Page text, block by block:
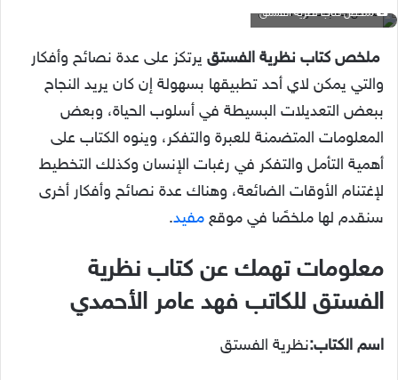
ملخص كتاب نظرية الفستق
ملخص كتاب نظرية الفستق يرتكز على عدة نصائح وأفكار
والتي يمكن لاي أحد تطبيقها بسهولة إن كان يريد النجاح
ببعض التعديلات البسيطة في أسلوب الحياة، وبعض
المعلومات المتضمنة للعبرة والتفكر، وينوه الكتاب على
أهمية التأمل والتفكر في رغبات الإنسان وكذلك التخطيط
لإغتنام الأوقات الضائعة، وهناك عدة نصائح وأفكار أخرى
سنقدم لها ملخصًا في موقع مفيد.
معلومات تهمك عن كتاب نظرية
الفستق للكاتب فهد عامر الأحمدي
اسم الكتاب:نظرية الفستق